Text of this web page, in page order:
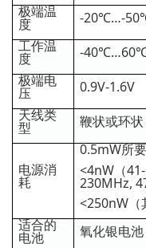
极端温
度
-20℃…-50℃
工作温
度
-
极端电
压
0.9V-1.6V
天线类
型 鞭状或环状
电源消
耗
0.5mW所
<4nW（
230MHz,
<250nW（
适合的
电池
氧化银电